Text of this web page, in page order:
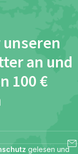
unseren
an und
100 €
gelesen und